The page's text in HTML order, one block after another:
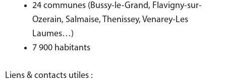
24 communes (Bussy-le-Grand, Flavigny-sur-
Ozerain, Salmaise, Thenissey, Venarey-Les
Laumes…)
7 900 habitants
Liens & contacts utiles :